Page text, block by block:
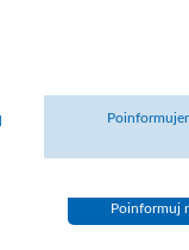
Poinformuj